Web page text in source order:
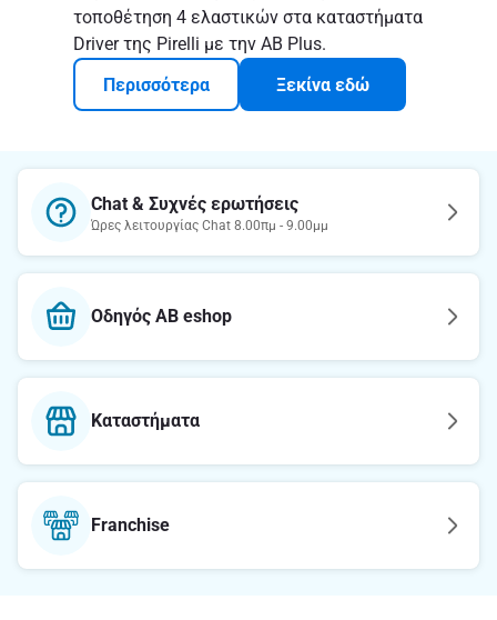
τοποθέτηση 4 ελαστικών στα καταστήματα
Driver της Pirelli με την AB Plus.
Περισσότερα
Ξεκίνα εδώ
Chat & Συχνές ερωτήσεις
Ώρες λειτουργίας Chat 8.00πμ - 9.00μμ
Οδηγός AB eshop
Καταστήματα
Franchise